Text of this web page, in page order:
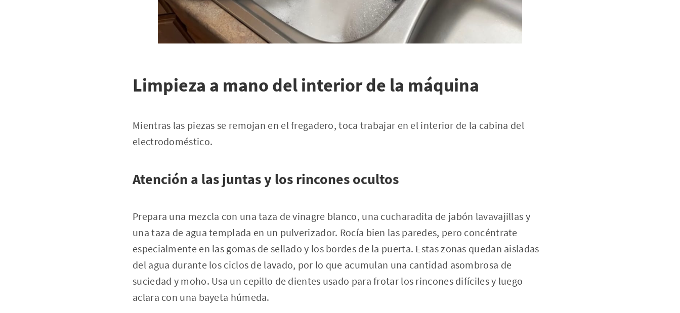
Limpieza a mano del interior de la máquina
Mientras las piezas se remojan en el fregadero, toca trabajar en el interior de la cabina del
electrodoméstico.
Atención a las juntas y los rincones ocultos
Prepara una mezcla con una taza de vinagre blanco, una cucharadita de jabón lavavajillas y
una taza de agua templada en un pulverizador. Rocía bien las paredes, pero concéntrate
especialmente en las gomas de sellado y los bordes de la puerta. Estas zonas quedan aisladas
del agua durante los ciclos de lavado, por lo que acumulan una cantidad asombrosa de
suciedad y moho. Usa un cepillo de dientes usado para frotar los rincones difíciles y luego
aclara con una bayeta húmeda.